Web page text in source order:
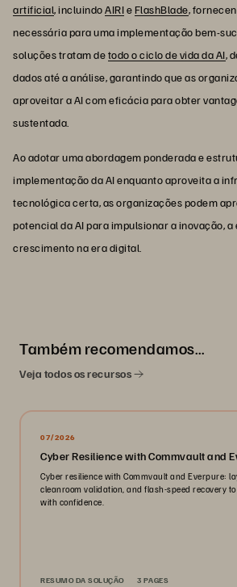
artificial, incluindoAIRIeFlashBlade,
necessária para uma implementação bem-
soluções tratam detodo o ciclo de vida da AI,
dados até a análise, garantindo que as
aproveitar a AI com eficácia para obter
sustentada.
Ao adotar uma abordagem ponderada e
implementação da AI enquanto aproveita a
tecnológica certa, as organizações podem
potencial da AI para impulsionar a inovação, a
crescimento na era digital.
Também recomendamos…
Veja todos os recursos
07/2026
Cyber Resilience with Commvault and
Cyber resilience with Commvault and Everpure:
cleanroom validation, and flash-speed recovery
with confidence.
RESUMO DA SOLUÇÃO 3 PAGES